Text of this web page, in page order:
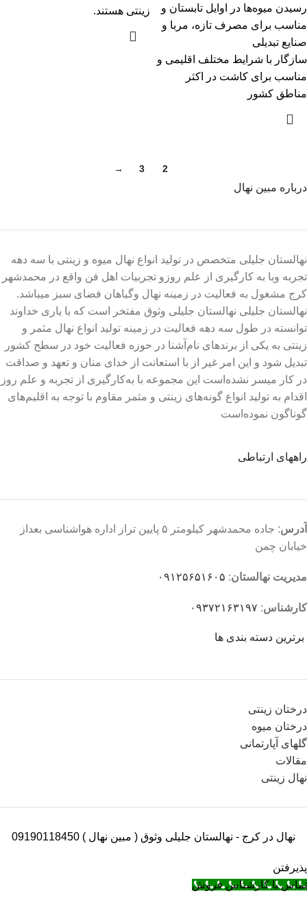
رسیدن میوه‌ها در اوایل تابستان و
مناسب برای مصرف تازه، مربا و
صنایع تبدیلی
سازگار با شرایط مختلف اقلیمی و
مناسب برای کاشت در اکثر
مناطق کشور
زینتی هستند.
2
3
→
درباره مبین نهال
نهالستان جلیلی متخصص در تولید انواع نهال میوه و زینتی با سه دهه
تجربه وبا به کارگیری از علم روزو تجربیات اهل فن واقع در محمدشهر
کرج مشغول به فعالیت در زمینه نهال وگیاهان فضای سبز میباشد.
نهالستان جلیلی نهالستان جلیلی وثوق مفتخر است که با یاری خداوند
توانسته در طول سه دهه فعالیت در زمینه تولید انواع نهال مثمر و
زینتی به یکی از برندهای نام‌آشنا در حوزه فعالیت خود در سطح کشور
تبدیل شود و این امر غیر از با استعانت از خدای منان و تعهد و صداقت
در کار میسر نشده‌است این مجموعه با به‌کارگیری از تجربه و علم روز
اقدام به تولید انواع گونه‌های زینتی و مثمر مقاوم با توجه به اقلیم‌های
گوناگون نموده‌است
راههای ارتباطی
آدرس
: جاده محمدشهر کیلومتر ۵ پایین تراز اداره هواشناسی بعداز
خیابان چمن
مدیریت نهالستان: ۰۹۱۲۵۶۵۱۶۰۵
کارشناس: ۰۹۳۷۲۱۶۳۱۹۷
برترین دسته بندی ها
درختان زینتی
درختان میوه
گلهای آپارتمانی
مقالات
نهال زینتی
نهال در کرج - نهالستان جلیلی وثوق ( مبین نهال ) 09190118450
پذیرفتن
تماس با کارشناس فروش